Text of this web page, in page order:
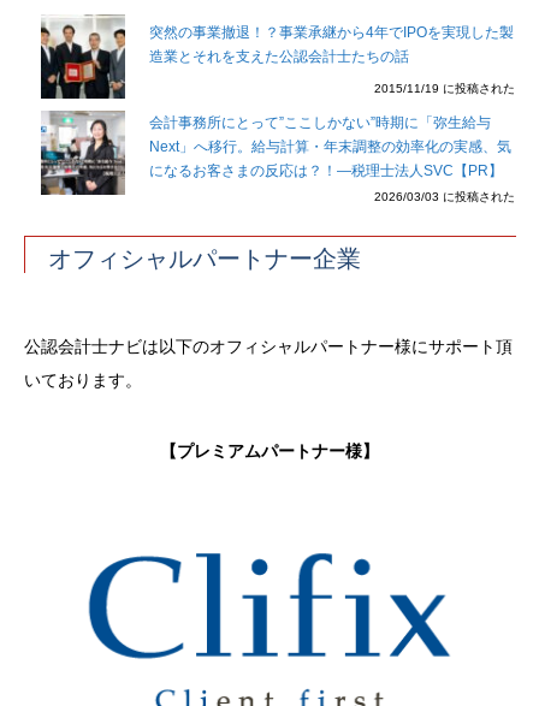
突然の事業撤退！？事業承継から4年でIPOを実現した製
造業とそれを支えた公認会計士たちの話
2015/11/19 に投稿された
会計事務所にとって”ここしかない”時期に「弥生給与
Next」へ移行。給与計算・年末調整の効率化の実感、気
になるお客さまの反応は？！―税理士法人SVC【PR】
2026/03/03 に投稿された
オフィシャルパートナー企業
公認会計士ナビは以下のオフィシャルパートナー様にサポート頂
いております。
【プレミアムパートナー様】